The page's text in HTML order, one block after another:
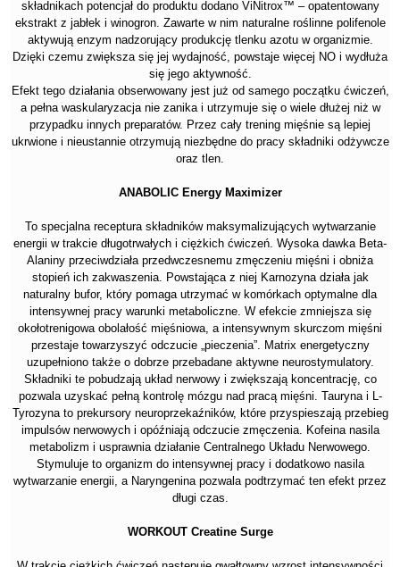
składnikach potencjał do produktu dodano ViNitrox™ – opatentowany
ekstrakt z jabłek i winogron. Zawarte w nim naturalne roślinne polifenole
aktywują enzym nadzorujący produkcję tlenku azotu w organizmie.
Dzięki czemu zwiększa się jej wydajność, powstaje więcej NO i wydłuża
się jego aktywność.
Efekt tego działania obserwowany jest już od samego początku ćwiczeń,
a pełna waskularyzacja nie zanika i utrzymuje się o wiele dłużej niż w
przypadku innych preparatów. Przez cały trening mięśnie są lepiej
ukrwione i nieustannie otrzymują niezbędne do pracy składniki odżywcze
oraz tlen.
ANABOLIC Energy Maximizer
To specjalna receptura składników maksymalizujących wytwarzanie
energii w trakcie długotrwałych i ciężkich ćwiczeń. Wysoka dawka Beta-
Alaniny przeciwdziała przedwczesnemu zmęczeniu mięśni i obniża
stopień ich zakwaszenia. Powstająca z niej Karnozyna działa jak
naturalny bufor, który pomaga utrzymać w komórkach optymalne dla
intensywnej pracy warunki metaboliczne. W efekcie zmniejsza się
okołotrenigowa obolałość mięśniowa, a intensywnym skurczom mięśni
przestaje towarzyszyć odczucie „pieczenia”. Matrix energetyczny
uzupełniono także o dobrze przebadane aktywne neurostymulatory.
Składniki te pobudzają układ nerwowy i zwiększają koncentrację, co
pozwala uzyskać pełną kontrolę mózgu nad pracą mięśni. Tauryna i L-
Tyrozyna to prekursory neuroprzekaźników, które przyspieszają przebieg
impulsów nerwowych i opóźniają odczucie zmęczenia. Kofeina nasila
metabolizm i usprawnia działanie Centralnego Układu Nerwowego.
Stymuluje to organizm do intensywnej pracy i dodatkowo nasila
wytwarzanie energii, a Naryngenina pozwala podtrzymać ten efekt przez
długi czas.
WORKOUT Creatine Surge